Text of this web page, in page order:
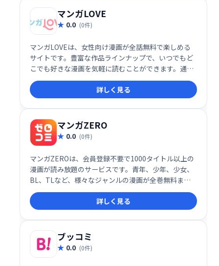
マンガLOVE
0.0 (0件)
マンガLOVEは、女性向け漫画が全話無料で楽しめる
サイトです。豊富な作品ラインナップで、いつでもど
こでも好きな漫画を気軽に読むことができます。通
勤・通学時間や休憩時間などの空き時間を有効活用し
たい方、様々なジャンルの漫画を楽しみたい方におす
すめです。
詳しく見る
マンガZERO
0.0 (0件)
マンガZEROは、会員登録不要で1000タイトル以上の
漫画が読み放題のサービスです。青年、少年、少女、
BL、TLなど、様々なジャンルの漫画が全巻無料また
は試し読みで楽しめます。無料漫画を探している方
は、ぜひマンガZEROをご利用ください！
詳しく見る
ブッコミ
0.0 (0件)